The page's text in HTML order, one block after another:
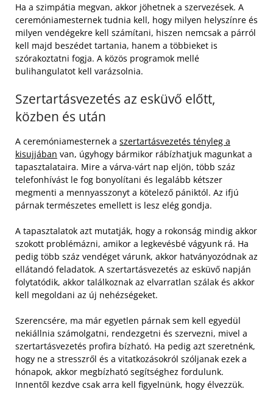
Ha a szimpátia megvan, akkor jöhetnek a szervezések. A
ceremóniamesternek tudnia kell, hogy milyen helyszínre és
milyen vendégekre kell számítani, hiszen nemcsak a párról
kell majd beszédet tartania, hanem a többieket is
szórakoztatni fogja. A közös programok mellé
bulihangulatot kell varázsolnia.
Szertartásvezetés az esküvő előtt,
közben és után
A ceremóniamesternek a szertartásvezetés tényleg a
kisujjában van, úgyhogy bármikor rábízhatjuk magunkat a
tapasztalataira. Mire a várva-várt nap eljön, több száz
telefonhívást le fog bonyolítani és legalább kétszer
megmenti a mennyasszonyt a kötelező pániktól. Az ifjú
párnak természetes emellett is lesz elég gondja.
A tapasztalatok azt mutatják, hogy a rokonság mindig akkor
szokott problémázni, amikor a legkevésbé vágyunk rá. Ha
pedig több száz vendéget várunk, akkor hatványozódnak az
ellátandó feladatok. A szertartásvezetés az esküvő napján
folytatódik, akkor találkoznak az elvarratlan szálak és akkor
kell megoldani az új nehézségeket.
Szerencsére, ma már egyetlen párnak sem kell egyedül
nekiállnia számolgatni, rendezgetni és szervezni, mivel a
szertartásvezetés profira bízható. Ha pedig azt szeretnénk,
hogy ne a stresszről és a vitatkozásokról szóljanak ezek a
hónapok, akkor megbízható segítséghez fordulunk.
Innentől kezdve csak arra kell figyelnünk, hogy élvezzük.